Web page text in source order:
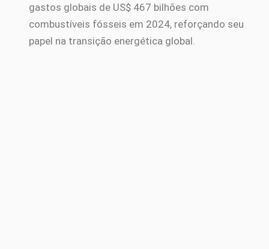
gastos globais de US$ 467 bilhões com
combustíveis fósseis em 2024, reforçando seu
papel na transição energética global.